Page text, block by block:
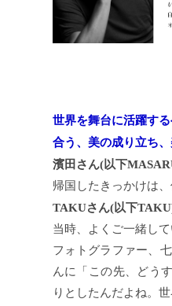
世界を舞台に活躍す
合う、美の成り立ち、
濱田さん(以下
帰国したきっかけは
TAKUさん(以下
当時、よくご一緒し
フォトグラファー、
んに「この先、どう
りとしたんだよね。